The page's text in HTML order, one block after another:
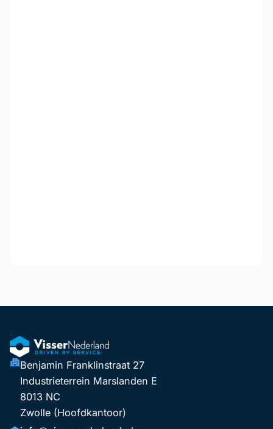
Benjamin Franklinstraat 27
Industrieterrein Marslanden E
8013 NC
Zwolle (Hoofdkantoor)